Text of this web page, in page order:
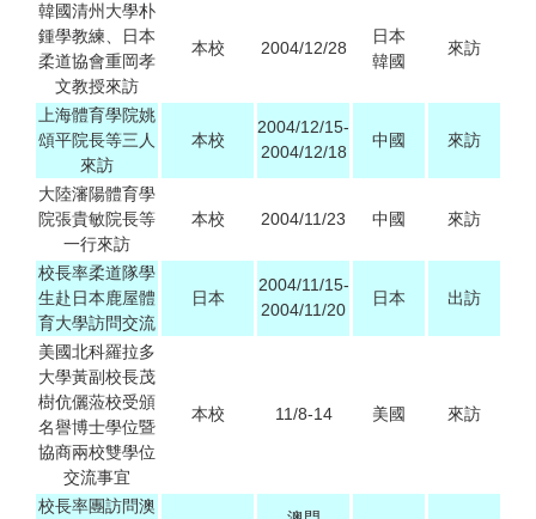
韓國清州大學朴
鍾學教練、日本
柔道協會重岡孝
文教授來訪
本校 2004/12/28
日本
韓國
來訪
上海體育學院姚
頌平院長等三人
來訪
本校
2004/12/15-
2004/12/18
中國 來訪
大陸瀋陽體育學
院張貴敏院長等
一行來訪
本校 2004/11/23 中國 來訪
校長率柔道隊學
生赴日本鹿屋體
育大學訪問交流
日本
2004/11/15-
2004/11/20
日本 出訪
美國北科羅拉多
大學黃副校長茂
樹伉儷蒞校受頒
名譽博士學位暨
協商兩校雙學位
交流事宜
本校 11/8-14 美國 來訪
校長率團訪問澳